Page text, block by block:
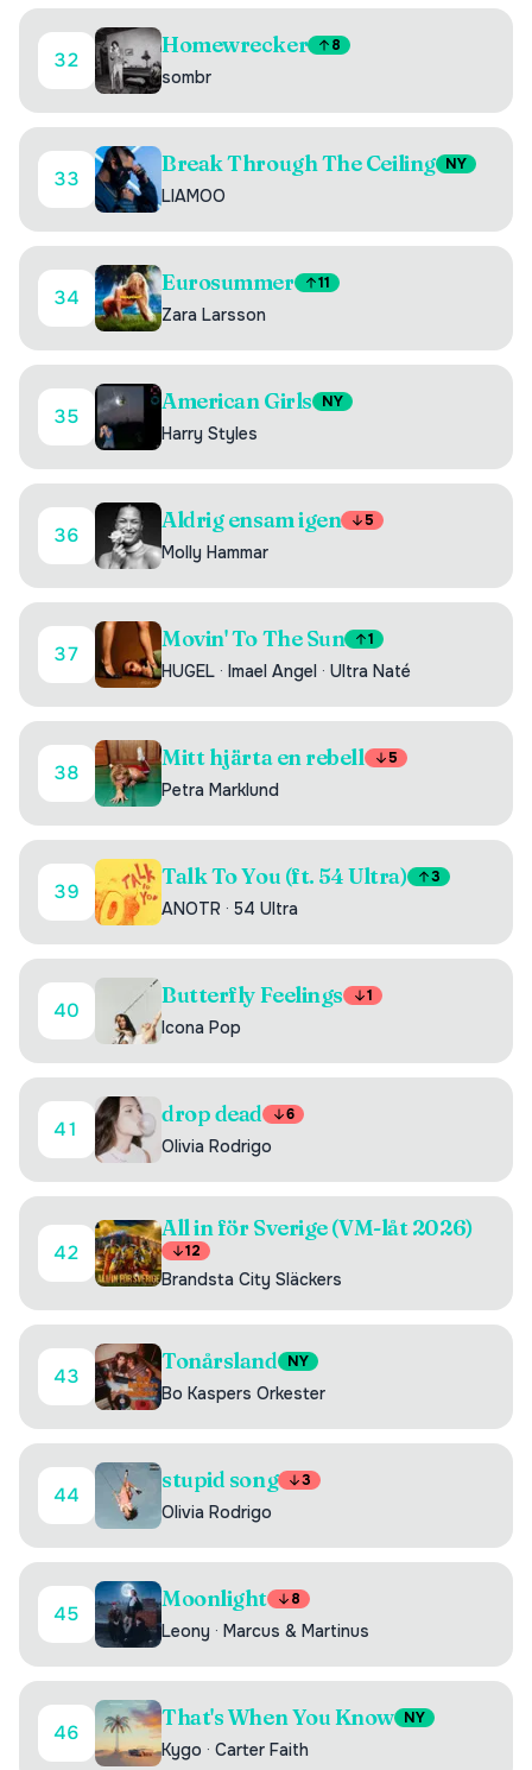
32
Homewrecker 8
sombr
33
Break Through The Ceiling NY
LIAMOO
34
Eurosummer 11
Zara Larsson
35
American Girls NY
Harry Styles
36
Aldrig ensam igen 5
Molly Hammar
37
Movin' To The Sun 1
HUGEL · Imael Angel · Ultra Naté
38
Mitt hjärta en rebell 5
Petra Marklund
39
Talk To You (ft. 54 Ultra) 3
ANOTR · 54 Ultra
40
Butterfly Feelings 1
Icona Pop
41
drop dead 6
Olivia Rodrigo
42
All in för Sverige (VM-låt 2026)
12
Brandsta City Släckers
43
Tonårsland NY
Bo Kaspers Orkester
44
stupid song 3
Olivia Rodrigo
45
Moonlight 8
Leony · Marcus & Martinus
46
That's When You Know NY
Kygo · Carter Faith